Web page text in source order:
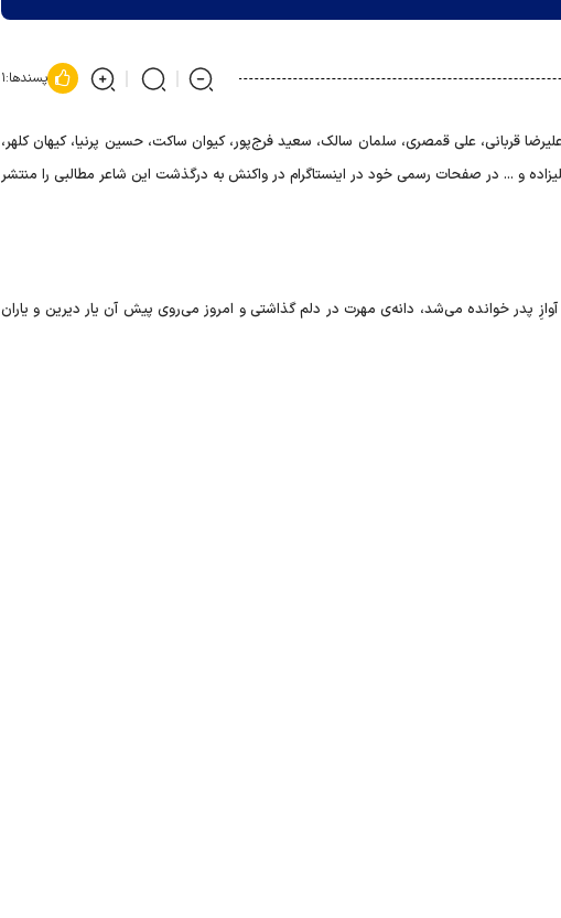
پسندها:۱
قربانی، علی قمصری، سلمان سالک، سعید فرج‌پور، کیوان ساکت، حسین پرنیا، کیهان کلهر،
و ... در صفحات رسمی خود در اینستاگرام در واکنش به درگذشت این شاعر مطالبی را منتشر
پدر خوانده می‌شد، دانه‌ی مهرت در دلم گذاشتی و امروز می‌روی پیش آن یار دیرین و یاران